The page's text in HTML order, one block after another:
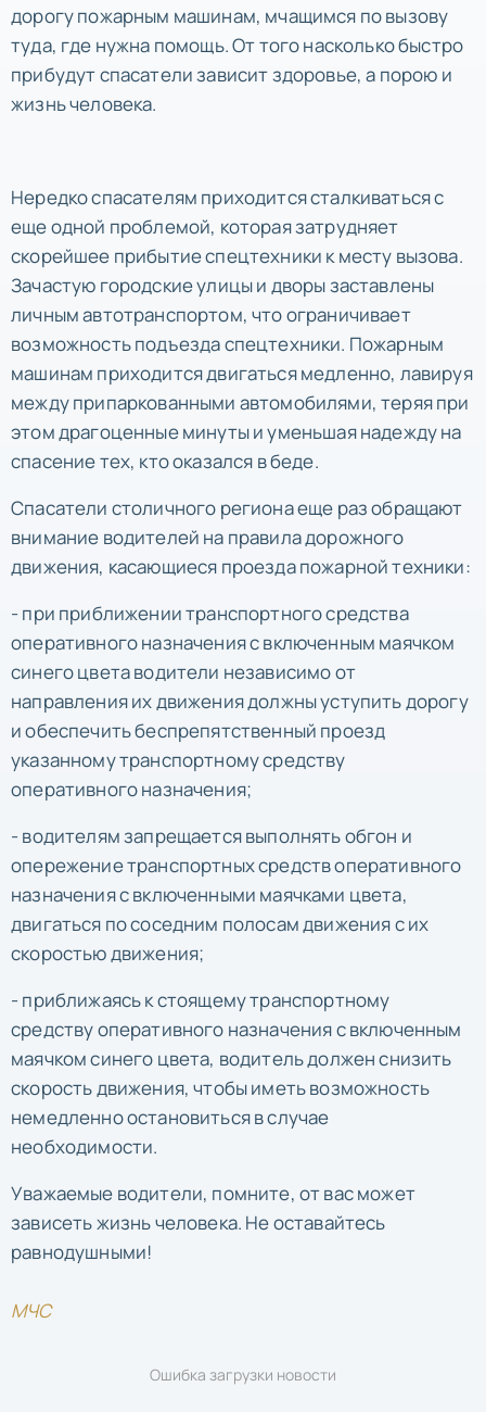
дорогу пожарным машинам, мчащимся по вызову
туда, где нужна помощь. От того насколько быстро
прибудут спасатели зависит здоровье, а порою и
жизнь человека.
Нередко спасателям приходится сталкиваться с
еще одной проблемой, которая затрудняет
скорейшее прибытие спецтехники к месту вызова.
Зачастую городские улицы и дворы заставлены
личным автотранспортом, что ограничивает
возможность подъезда спецтехники. Пожарным
машинам приходится двигаться медленно, лавируя
между припаркованными автомобилями, теряя при
этом драгоценные минуты и уменьшая надежду на
спасение тех, кто оказался в беде.
Спасатели столичного региона еще раз обращают
внимание водителей на правила дорожного
движения, касающиеся проезда пожарной техники:
- при приближении транспортного средства
оперативного назначения с включенным маячком
синего цвета водители независимо от
направления их движения должны уступить дорогу
и обеспечить беспрепятственный проезд
указанному транспортному средству
оперативного назначения;
- водителям запрещается выполнять обгон и
опережение транспортных средств оперативного
назначения с включенными маячками цвета,
двигаться по соседним полосам движения с их
скоростью движения;
- приближаясь к стоящему транспортному
средству оперативного назначения с включенным
маячком синего цвета, водитель должен снизить
скорость движения, чтобы иметь возможность
немедленно остановиться в случае
необходимости.
Уважаемые водители, помните, от вас может
зависеть жизнь человека. Не оставайтесь
равнодушными!
МЧС
Ошибка загрузки новости